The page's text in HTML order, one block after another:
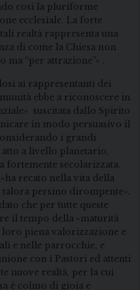
così la pluriforme
ecclesiale. La forte
realtà rappresenta una
di come la Chiesa non
ma “per attrazione”» .
ai rappresentanti dei
ebbe a riconoscere in
suscitata dallo Spirito
in modo persuasivo il
i grandi
a livello planetario,
fortemente secolarizzata.
recato nella vita della
talora persino dirompente».
che per tutte queste
il tempo della «maturità
loro piena valorizzazione e
e nelle parrocchie, e
con i Pastori ed attenti
nuove realtà, per la cui
è colmo di gioia e